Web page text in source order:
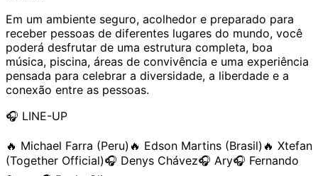
Em um ambiente seguro, acolhedor e preparado para
receber pessoas de diferentes lugares do mundo, você
poderá desfrutar de uma estrutura completa, boa
música, piscina, áreas de convivência e uma experiência
pensada para celebrar a diversidade, a liberdade e a
conexão entre as pessoas.
🎧 LINE-UP
🔥 Michael Farra (Peru)🔥 Edson Martins (Brasil)🔥 Xtefan
(Together Official)🎧 Denys Chávez🎧 Ary🎧 Fernando